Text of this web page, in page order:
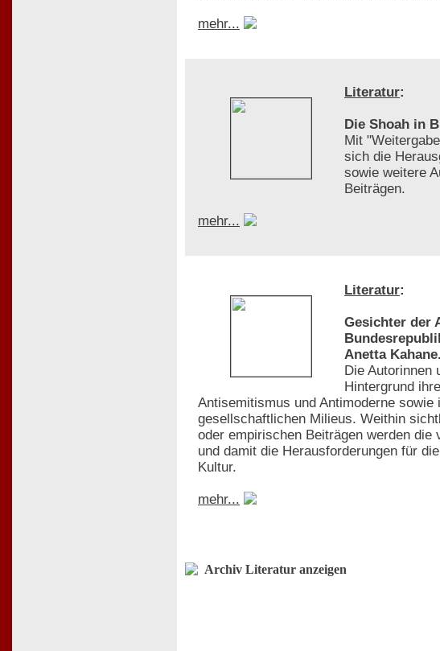
mehr...
Literatur:
Die Shoah in
Mit
sich die
sowie weitere
Beiträgen.
mehr...
Literatur:
Gesichter der
Anetta Kahane.
Die Autorinnen
Hintergrund
Antisemitismus und Antimoderne
gesellschaftlichen Milieus. Weithin
oder empirischen Beiträgen werden
und damit die Herausforderungen für
Kultur.
mehr...
Archiv Literatur anzeigen